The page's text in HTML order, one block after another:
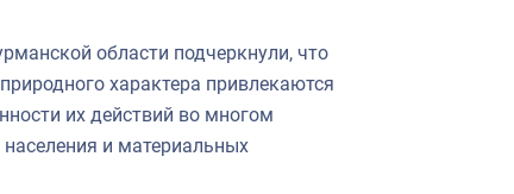
области подчеркнули, что
характера привлекаются
их действий во многом
и материальных